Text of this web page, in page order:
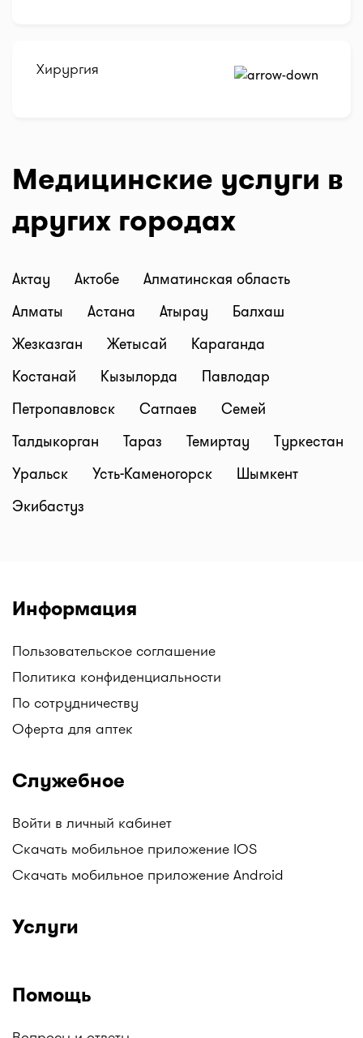
Хирургия
Медицинские услуги в
других городах
Актау Актобе
Алматинская область
Алматы
Астана Атырау
Балхаш
Жезказган
Жетысай
Караганда
Костанай
Кызылорда
Павлодар
Петропавловск
Сатпаев
Семей
Талдыкорган
Тараз Темиртау
Туркестан
Уральск
Усть-Каменогорск
Шымкент
Экибастуз
Информация
Пользовательское соглашение
Политика конфиденциальности
По сотрудничеству
Оферта для аптек
Служебное
Войти в личный кабинет
Скачать мобильное приложение IOS
Скачать мобильное приложение Android
Услуги
Помощь